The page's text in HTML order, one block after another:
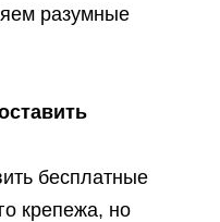
разумные
бесплатные
крепежа, но